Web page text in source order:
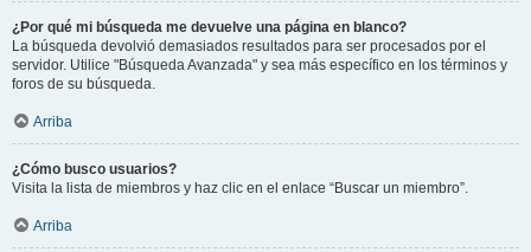
¿Por qué mi búsqueda me devuelve una página en blanco?
La búsqueda devolvió demasiados resultados para ser procesados por el
servidor. Utilice "Búsqueda Avanzada" y sea más específico en los términos y
foros de su búsqueda.
Arriba
¿Cómo busco usuarios?
Visita la lista de miembros y haz clic en el enlace “Buscar un miembro”.
Arriba